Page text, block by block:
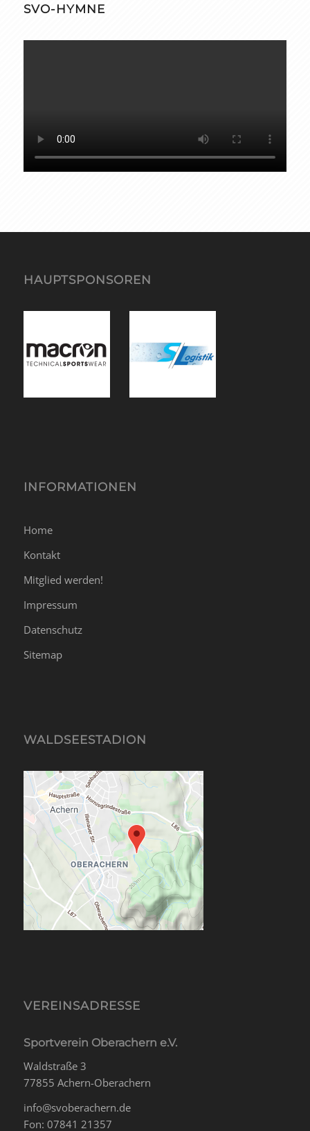
SVO-HYMNE
HAUPTSPONSOREN
INFORMATIONEN
Home
Kontakt
Mitglied werden!
Impressum
Datenschutz
Sitemap
WALDSEESTADION
VEREINSADRESSE
Sportverein Oberachern e.V.
Waldstraße 3
77855 Achern-Oberachern
info@svoberachern.de
Fon: 07841 21357